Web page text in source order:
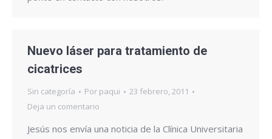
Nuevo láser para tratamiento de
cicatrices
Sin categoría Por paqui
23 febrero, 2011
Deja un comentario
Jesús nos envía una noticia de la Clínica Universitaria